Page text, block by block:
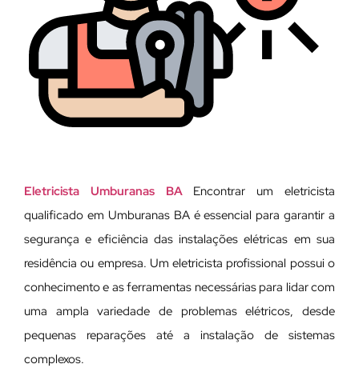
Eletricista Umburanas BAEncontrar um eletricista
qualificado em Umburanas BA é essencial para garantir a
segurança e eficiência das instalações elétricas em sua
residência ou empresa. Um eletricista profissional possui o
conhecimento e as ferramentas necessárias para lidar com
uma ampla variedade de problemas elétricos, desde
pequenas reparações até a instalação de sistemas
complexos.